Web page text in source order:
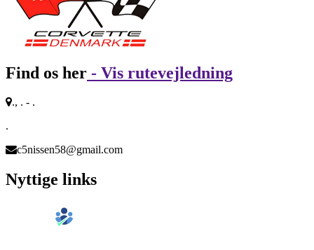
Find os her - Vis rutevejledning
., . - .
.
c5nissen58@gmail.com
Nyttige links